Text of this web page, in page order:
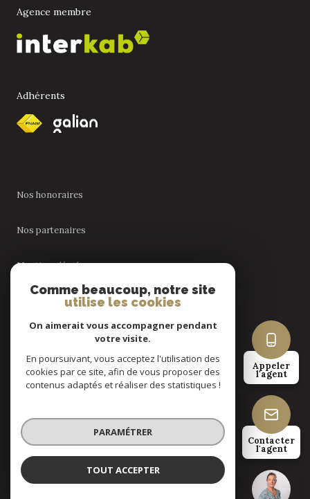
Nadia Fondan
Appeler
l'agent
Contacter
l'agent
Agence membre
Adhérents
Nos honoraires
Nos partenaires
Mentions légales
Cookies
© 2026 | Tous droits réservés
Réalisé par
Comme beaucoup, notre site
utilise les cookies
On aimerait vous accompagner pendant
votre visite.
En poursuivant, vous acceptez l'utilisation des
cookies par ce site, afin de vous proposer des
contenus adaptés et réaliser des statistiques !
PARAMÉTRER
TOUT ACCEPTER